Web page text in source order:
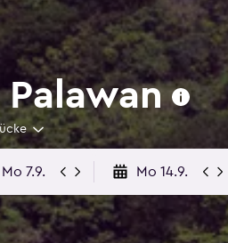
Mo 7.9. Mo 14.9.